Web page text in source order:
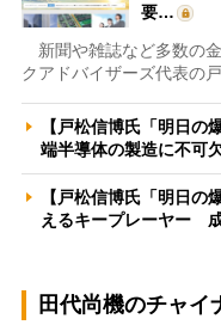
要…
新聞や雑誌など多数の
クアドバイザーズ代表の
【戸松信博氏「明日の
端半導体の製造に不可
【戸松信博氏「明日
えるキープレーヤー
田代尚機のチャイ